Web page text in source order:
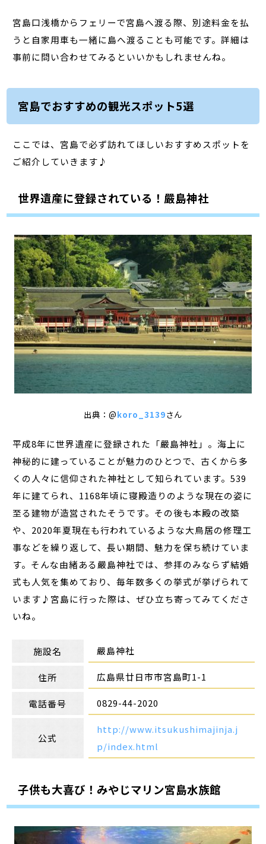
宮島口浅橋からフェリーで宮島へ渡る際、別途料金を払
うと自家用車も一緒に島へ渡ることも可能です。詳細は
事前に問い合わせてみるといいかもしれませんね。
宮島でおすすめの観光スポット5選
ここでは、宮島で必ず訪れてほしいおすすめスポットを
ご紹介していきます♪
世界遺産に登録されている！嚴島神社
出典：@koro_3139さん
平成8年に世界遺産に登録された「嚴島神社」。海上に
神秘的に建っていることが魅力のひとつで、古くから多
くの人々に信仰された神社として知られています。539
年に建てられ、1168年頃に寝殿造りのような現在の姿に
至る建物が造営されたそうです。その後も本殿の改築
や、2020年夏現在も行われているような大鳥居の修理工
事などを繰り返して、長い期間、魅力を保ち続けていま
す。そんな由緒ある嚴島神社では、参拝のみならず結婚
式も人気を集めており、毎年数多くの挙式が挙げられて
います♪宮島に行った際は、ぜひ立ち寄ってみてくださ
いね。
施設名 嚴島神社
住所 広島県廿日市市宮島町1-1
電話番号 0829-44-2020
公式
http://www.itsukushimajinja.j
p/index.html
子供も大喜び！みやじマリン宮島水族館